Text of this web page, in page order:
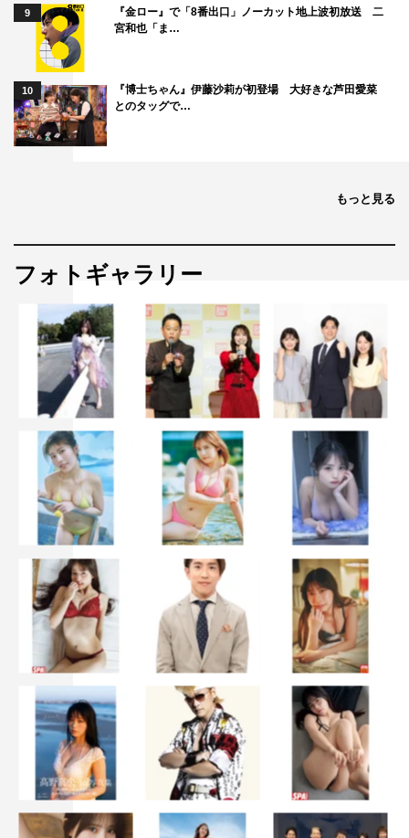
9
『金ロー』で「8番出口」ノーカット地上波初放送 二
宮和也「ま…
10
『博士ちゃん』伊藤沙莉が初登場 大好きな芦田愛菜
とのタッグで…
もっと見る
フォトギャラリー